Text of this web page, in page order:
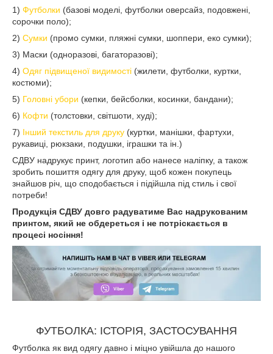
1) Футболки (базові моделі, футболки оверсайз, подовжені,
сорочки поло);
2) Сумки (промо сумки, пляжні сумки, шоппери, еко сумки);
3) Маски (одноразові, багаторазові);
4) Одяг підвищеної видимості (жилети, футболки, куртки,
костюми);
5) Головні убори (кепки, бейсболки, косинки, бандани);
6) Кофти (толстовки, світшоти, худі);
7) Інший текстиль для друку (куртки, манішки, фартухи,
рукавиці, рюкзаки, подушки, іграшки та ін.)
СДВУ надрукує принт, логотип або нанесе наліпку, а також
зробить пошиття одягу для друку, щоб кожен покупець
знайшов річ, що сподобається і підійшла під стиль і свої
потреби!
Продукція СДВУ довго радуватиме Вас надрукованим
принтом, який не обдереться і не потріскається в
процесі носіння!
ФУТБОЛКА: ІСТОРІЯ, ЗАСТОСУВАННЯ
Футболка як вид одягу давно і міцно увійшла до нашого